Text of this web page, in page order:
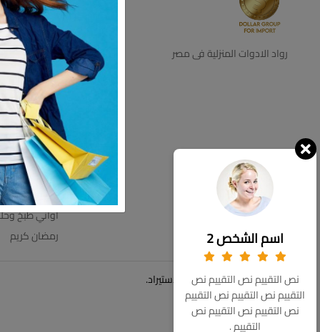
رواد الادوات المنزلية فى مصر
رفايع
ديكور
اجهزه كهرباية
التخزين
اطباق
اطقم زجاج
ترامس
عروض
مستلزمات
مفروشات
اواني طبخ
رمضان كريم
© حقوق الملكية 2026 دولار للاستيراد.
اسم الشخص 2
نص التقييم نص التقييم نص
التقييم نص التقييم نص التقييم
نص التقييم نص التقييم نص
التقييم .